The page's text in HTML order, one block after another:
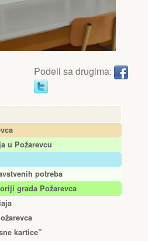
u Požarevcu
potreba
grada Požarevca
kartice”
Podeli sa drugima: